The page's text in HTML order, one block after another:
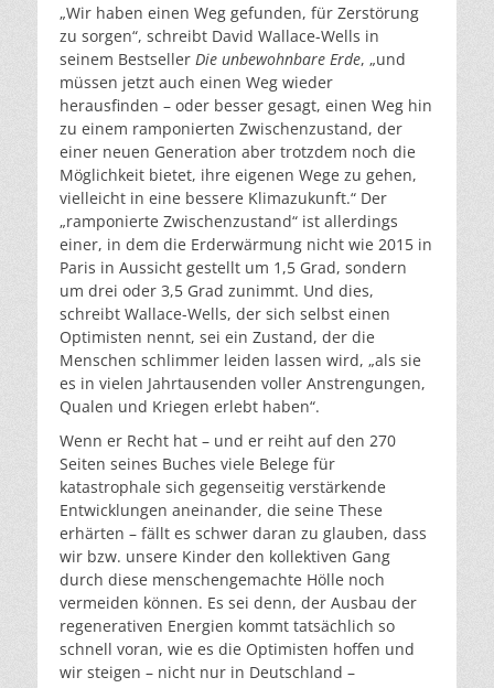
„Wir haben einen Weg gefunden, für Zerstörung
zu sorgen“, schreibt David Wallace-Wells in
seinem Bestseller Die unbewohnbare Erde, „und
müssen jetzt auch einen Weg wieder
herausfinden – oder besser gesagt, einen Weg hin
zu einem ramponierten Zwischenzustand, der
einer neuen Generation aber trotzdem noch die
Möglichkeit bietet, ihre eigenen Wege zu gehen,
vielleicht in eine bessere Klimazukunft.“ Der
„ramponierte Zwischenzustand“ ist allerdings
einer, in dem die Erderwärmung nicht wie 2015 in
Paris in Aussicht gestellt um 1,5 Grad, sondern
um drei oder 3,5 Grad zunimmt. Und dies,
schreibt Wallace-Wells, der sich selbst einen
Optimisten nennt, sei ein Zustand, der die
Menschen schlimmer leiden lassen wird, „als sie
es in vielen Jahrtausenden voller Anstrengungen,
Qualen und Kriegen erlebt haben“.
Wenn er Recht hat – und er reiht auf den 270
Seiten seines Buches viele Belege für
katastrophale sich gegenseitig verstärkende
Entwicklungen aneinander, die seine These
erhärten – fällt es schwer daran zu glauben, dass
wir bzw. unsere Kinder den kollektiven Gang
durch diese menschengemachte Hölle noch
vermeiden können. Es sei denn, der Ausbau der
regenerativen Energien kommt tatsächlich so
schnell voran, wie es die Optimisten hoffen und
wir steigen – nicht nur in Deutschland –